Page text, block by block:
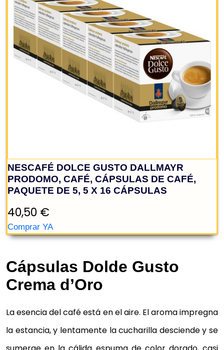
NESCAFÉ DOLCE GUSTO DALLMAYR
PAQUETE DE 5, 5 X 16 CÁPSULAS
40,50 €
Cápsulas Dolde Gusto
Crema d’Oro
La esencia del café está en el aire. El aroma impregna
la estancia, y lentamente la cucharilla desciende y se